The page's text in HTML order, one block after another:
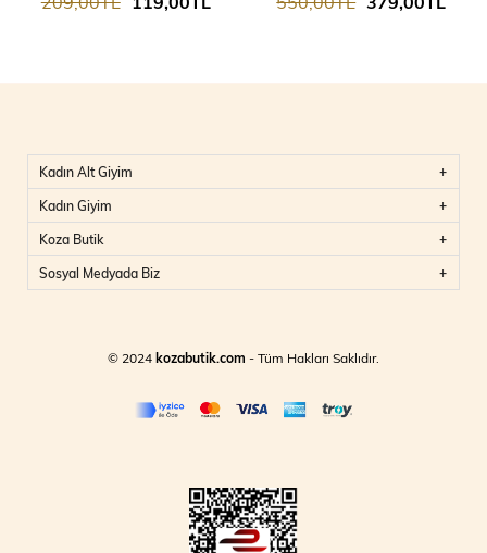
Kadın Alt Giyim
Kadın Giyim
Koza Butik
Sosyal Medyada Biz
© 2024kozabutik.com - Tüm Hakları Saklıdır.